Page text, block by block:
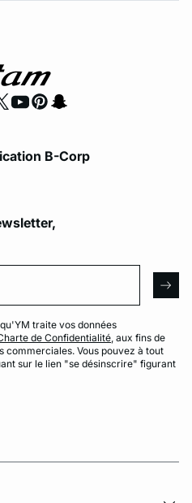
B-Corp
traite vos données
de Confidentialité, aux fins de
commerciales. Vous pouvez à tout
sur le lien "se désinscrire" figurant